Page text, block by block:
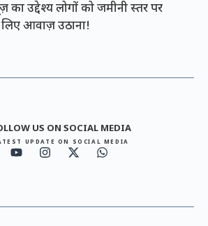
उद्देश्य लोगों को जमीनी स्तर पर
लिए आवाज़ उठाना!
US ON SOCIAL MEDIA
UPDATE ON SOCIAL MEDIA